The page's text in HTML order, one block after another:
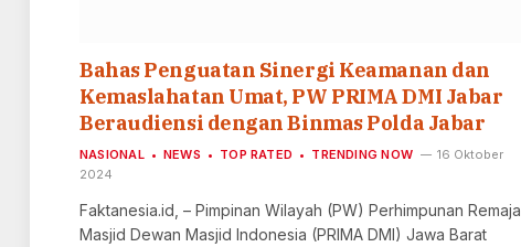
Bahas Penguatan Sinergi Keamanan dan
Kemaslahatan Umat, PW PRIMA DMI Jabar
Beraudiensi dengan Binmas Polda Jabar
NASIONAL NEWS TOP RATED TRENDING NOW
16 Oktober
2024
Faktanesia.id, – Pimpinan Wilayah (PW) Perhimpunan Remaja
Masjid Dewan Masjid Indonesia (PRIMA DMI) Jawa Barat